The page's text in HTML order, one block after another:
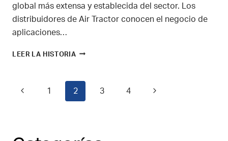
global más extensa y establecida del sector. Los
distribuidores de Air Tractor conocen el negocio de
aplicaciones…
LEER LA HISTORIA CONOZCA
EQUIPO
DE
SOPORTE
Navegación
Página
Previous
1 2 3 4 Next